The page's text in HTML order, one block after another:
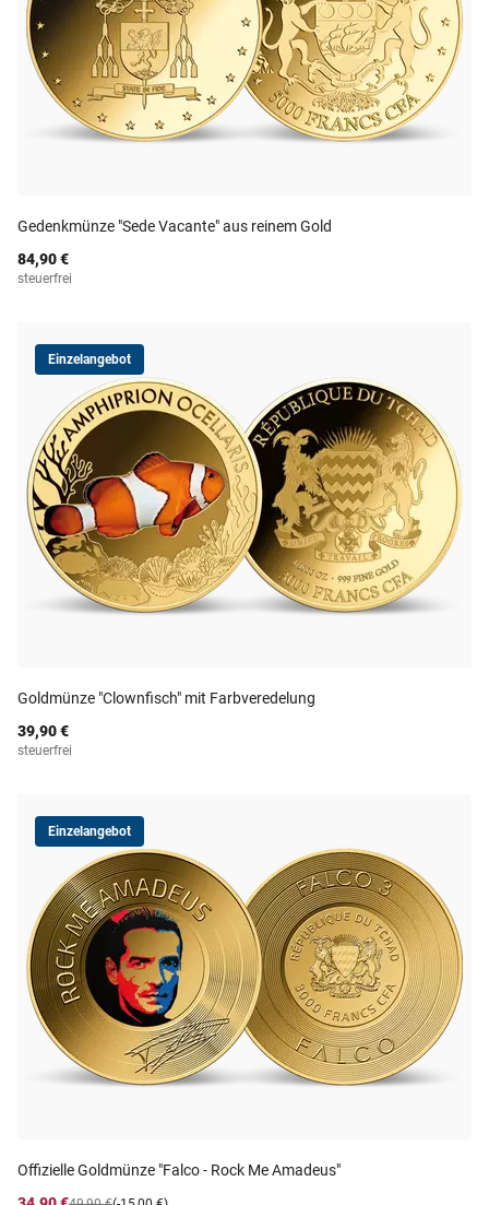
Gedenkmünze "Sede Vacante" aus reinem Gold
84,90 €
steuerfrei
Einzelangebot
Goldmünze "Clownfisch" mit Farbveredelung
39,90 €
steuerfrei
Einzelangebot
Offizielle Goldmünze "Falco - Rock Me Amadeus"